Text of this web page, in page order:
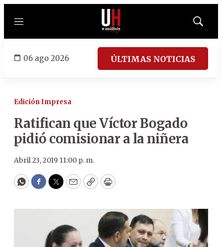
Menú
Mostrar
06 ago 2026 ÚLTIMAS NOTICIAS
Edición Impresa
Ratifican que Víctor Bogado
pidió comisionar a la niñera
Abril 23, 2019 11:00 p. m.
WhatsApp
Facebook
Twitter
EmailCopyPrint